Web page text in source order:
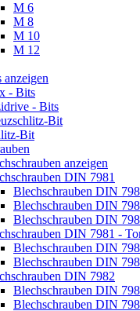
M 6
M 8
M 10
M 12
anzeigen
- Bits
- Bits
Bit
Bit
anzeigen
DIN 7981
Blechschrauben DIN
Blechschrauben DIN
Blechschrauben DIN
DIN 7981 -
Blechschrauben DIN
Blechschrauben DIN
DIN 7982
Blechschrauben DIN
Blechschrauben DIN